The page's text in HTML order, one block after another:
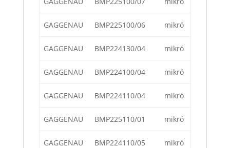
GAGGENAU BMP225100/06 mikró
GAGGENAU BMP224130/04 mikró
GAGGENAU BMP224100/04 mikró
GAGGENAU BMP224110/04 mikró
GAGGENAU BMP225110/01 mikró
GAGGENAU BMP224110/05 mikró